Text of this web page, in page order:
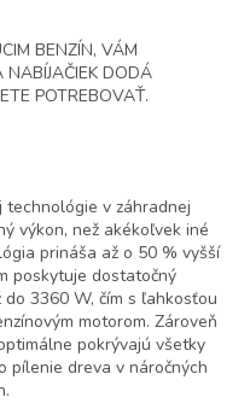
BENZÍN, VÁM
DODÁ
POTREBOVAŤ.
technológie v záhradnej
výkon, než akékoľvek iné
prináša až o 50 % vyšší
poskytuje dostatočný
do 3360 W, čím s ľahkosťou
motorom. Zároveň
pokrývajú všetky
pílenie dreva v náročných